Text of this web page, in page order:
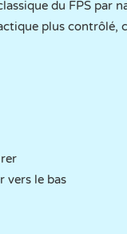
du FPS par
plus contrôlé,
vers le bas